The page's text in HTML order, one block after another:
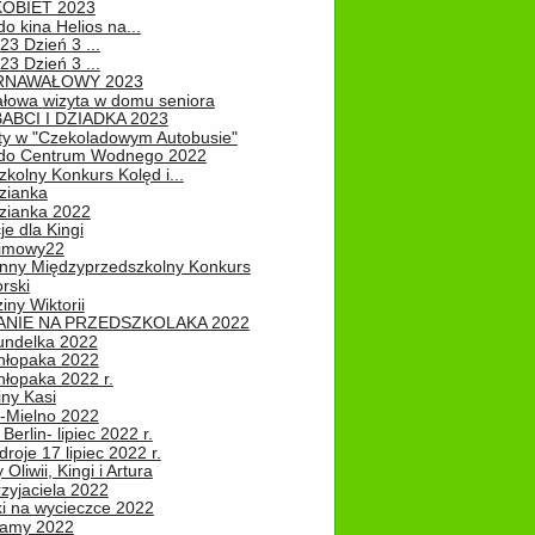
2023
kina Helios na...
Dzień 3 ...
Dzień 3 ...
2023
wizyta w domu seniora
I DZIADKA 2023
w "Czekoladowym Autobusie"
Centrum Wodnego 2022
Konkurs Kolęd i...
2022
dla Kingi
Międzyprzedszkolny Konkurs
Wiktorii
NA PRZEDSZKOLAKA 2022
2022
2022
2022 r.
Kasi
Mielno 2022
lipiec 2022 r.
17 lipiec 2022 r.
Oliwii, Kingi i Artura
2022
na wycieczce 2022
2022